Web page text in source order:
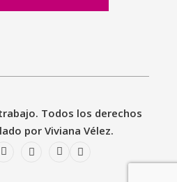
Todos los derechos
por Viviana Vélez.